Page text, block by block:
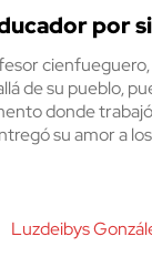
por
de su pueblo,
donde
su amor a
Luzdeibys